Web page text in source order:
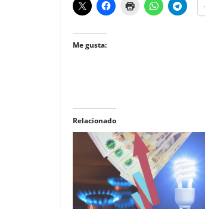
Me gusta:
Relacionado